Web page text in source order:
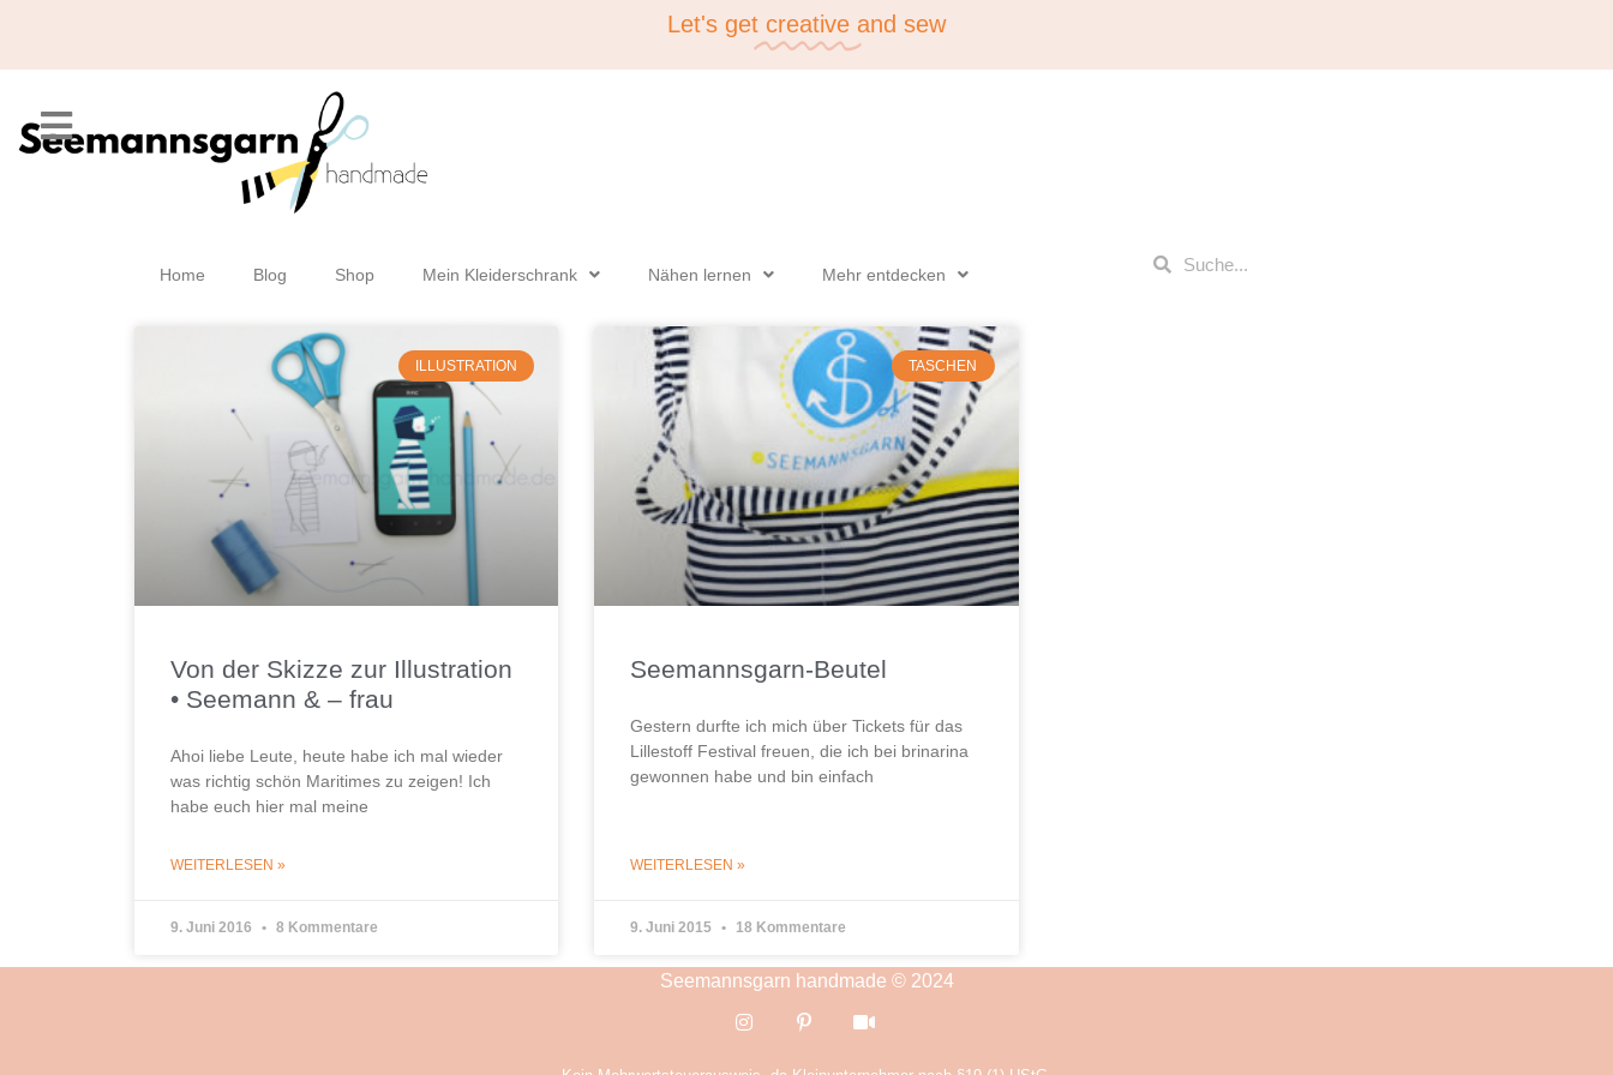
Let's get creative and sew
Home Blog Shop Mein Kleiderschrank Nähen lernen Mehr entdecken
ILLUSTRATION
Von der Skizze zur Illustration
• Seemann & – frau
Ahoi liebe Leute, heute habe ich mal wieder
was richtig schön Maritimes zu zeigen! Ich
habe euch hier mal meine
WEITERLESEN »
9. Juni 2016 8 Kommentare
TASCHEN
Seemannsgarn-Beutel
Gestern durfte ich mich über Tickets für das
Lillestoff​ Festival freuen, die ich bei brinarina
gewonnen habe und bin einfach
WEITERLESEN »
9. Juni 2015 18 Kommentare
Seemannsgarn handmade © 2024